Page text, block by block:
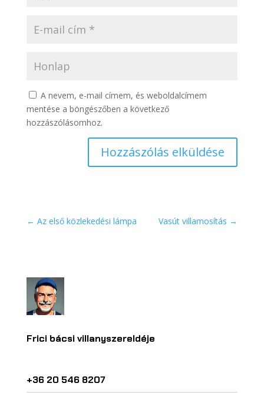
A nevem, e-mail címem, és weboldalcímem
mentése a böngészőben a következő
hozzászólásomhoz.
Hozzászólás elküldése
← Az első közlekedési lámpa Vasút villamosítás →
Frici bácsi villanyszereldéje
+36 20 546 8207